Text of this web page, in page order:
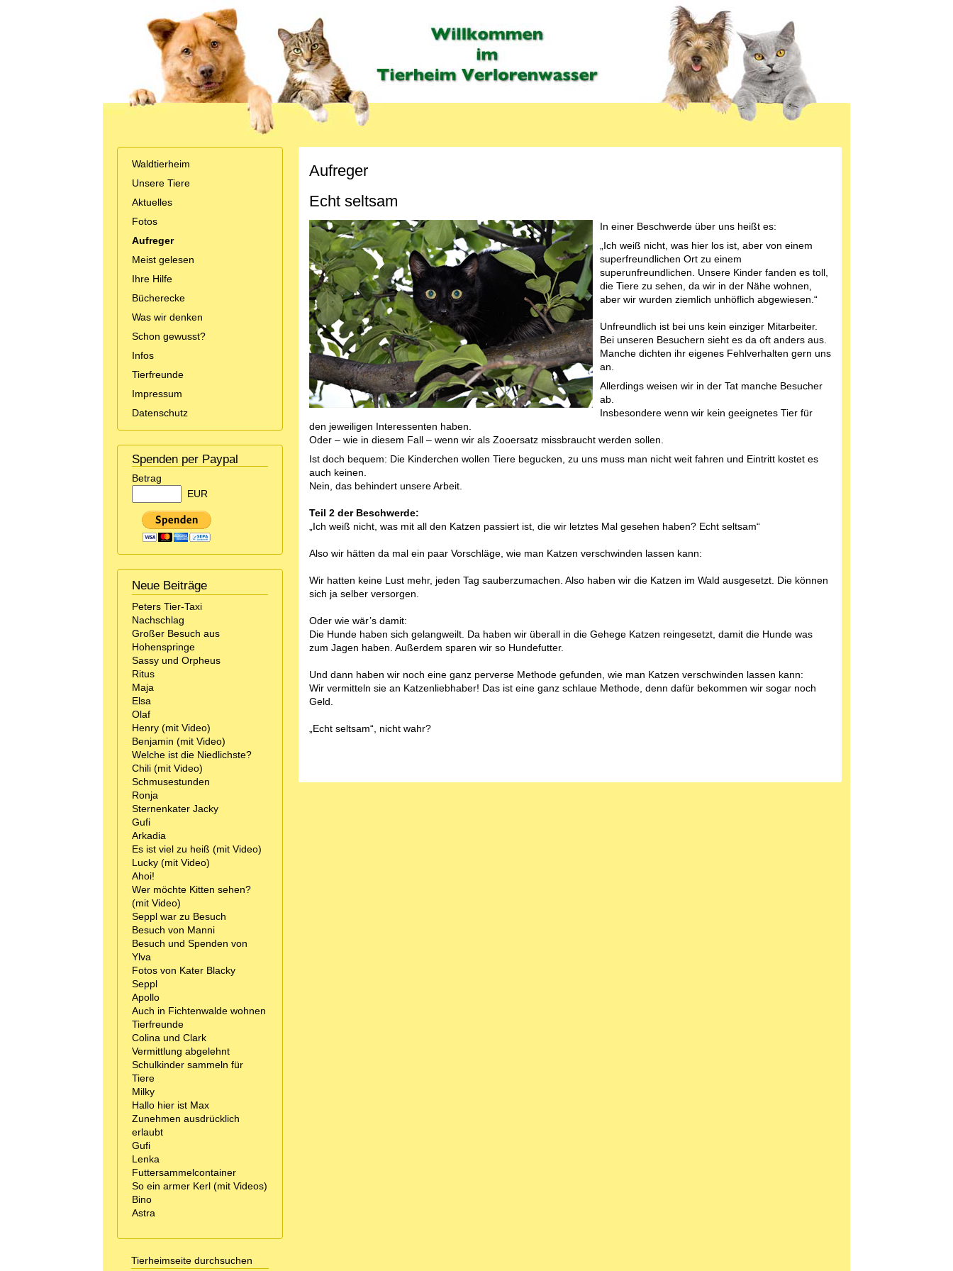
Waldtierheim
Unsere Tiere
Aktuelles
Fotos
Aufreger
Meist gelesen
Ihre Hilfe
Bücherecke
Was wir denken
Schon gewusst?
Infos
Tierfreunde
Impressum
Datenschutz
Spenden per Paypal
Betrag
EUR
Neue Beiträge
Peters Tier-Taxi
Nachschlag
Großer Besuch aus
Hohenspringe
Sassy und Orpheus
Ritus
Maja
Elsa
Olaf
Henry (mit Video)
Benjamin (mit Video)
Welche ist die Niedlichste?
Chili (mit Video)
Schmusestunden
Ronja
Sternenkater Jacky
Gufi
Arkadia
Es ist viel zu heiß (mit Video)
Lucky (mit Video)
Ahoi!
Wer möchte Kitten sehen?
(mit Video)
Seppl war zu Besuch
Besuch von Manni
Besuch und Spenden von
Ylva
Fotos von Kater Blacky
Seppl
Apollo
Auch in Fichtenwalde wohnen
Tierfreunde
Colina und Clark
Vermittlung abgelehnt
Schulkinder sammeln für
Tiere
Milky
Hallo hier ist Max
Zunehmen ausdrücklich
erlaubt
Gufi
Lenka
Futtersammelcontainer
So ein armer Kerl (mit Videos)
Bino
Astra
Tierheimseite durchsuchen
Aufreger
Echt seltsam
In einer Beschwerde über uns heißt es:
„Ich weiß nicht, was hier los ist, aber von einem
superfreundlichen Ort zu einem
superunfreundlichen. Unsere Kinder fanden es toll,
die Tiere zu sehen, da wir in der Nähe wohnen,
aber wir wurden ziemlich unhöflich abgewiesen.“
Unfreundlich ist bei uns kein einziger Mitarbeiter.
Bei unseren Besuchern sieht es da oft anders aus.
Manche dichten ihr eigenes Fehlverhalten gern uns
an.
Allerdings weisen wir in der Tat manche Besucher
ab.
Insbesondere wenn wir kein geeignetes Tier für
den jeweiligen Interessenten haben.
Oder – wie in diesem Fall – wenn wir als Zooersatz missbraucht werden sollen.
Ist doch bequem: Die Kinderchen wollen Tiere begucken, zu uns muss man nicht weit fahren und Eintritt kostet es
auch keinen.
Nein, das behindert unsere Arbeit.
Teil 2 der Beschwerde:
„Ich weiß nicht, was mit all den Katzen passiert ist, die wir letztes Mal gesehen haben? Echt seltsam“
Also wir hätten da mal ein paar Vorschläge, wie man Katzen verschwinden lassen kann:
Wir hatten keine Lust mehr, jeden Tag sauberzumachen. Also haben wir die Katzen im Wald ausgesetzt. Die können
sich ja selber versorgen.
Oder wie wär’s damit:
Die Hunde haben sich gelangweilt. Da haben wir überall in die Gehege Katzen reingesetzt, damit die Hunde was
zum Jagen haben. Außerdem sparen wir so Hundefutter.
Und dann haben wir noch eine ganz perverse Methode gefunden, wie man Katzen verschwinden lassen kann:
Wir vermitteln sie an Katzenliebhaber! Das ist eine ganz schlaue Methode, denn dafür bekommen wir sogar noch
Geld.
„Echt seltsam“, nicht wahr?